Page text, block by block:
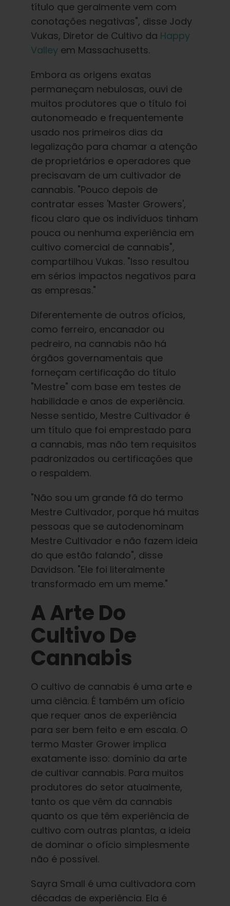
título que geralmente vem com
conotações negativas", disse Jody
Vukas, Diretor de Cultivo da Happy
Valley em Massachusetts.
Embora as origens exatas
permaneçam nebulosas, ouvi de
muitos produtores que o título foi
autonomeado e frequentemente
usado nos primeiros dias da
legalização para chamar a atenção
de proprietários e operadores que
precisavam de um cultivador de
cannabis. "Pouco depois de
contratar esses 'Master Growers',
ficou claro que os indivíduos tinham
pouca ou nenhuma experiência em
cultivo comercial de cannabis",
compartilhou Vukas. "Isso resultou
em sérios impactos negativos para
as empresas."
Diferentemente de outros ofícios,
como ferreiro, encanador ou
pedreiro, na cannabis não há
órgãos governamentais que
forneçam certificação do título
"Mestre" com base em testes de
habilidade e anos de experiência.
Nesse sentido, Mestre Cultivador é
um título que foi emprestado para
a cannabis, mas não tem requisitos
padronizados ou certificações que
o respaldem.
"Não sou um grande fã do termo
Mestre Cultivador, porque há muitas
pessoas que se autodenominam
Mestre Cultivador e não fazem ideia
do que estão falando", disse
Davidson. "Ele foi literalmente
transformado em um meme."
A Arte Do
Cultivo De
Cannabis
O cultivo de cannabis é uma arte e
uma ciência. É também um ofício
que requer anos de experiência
para ser bem feito e em escala. O
termo Master Grower implica
exatamente isso: domínio da arte
de cultivar cannabis. Para muitos
produtores do setor atualmente,
tanto os que vêm da cannabis
quanto os que têm experiência de
cultivo com outras plantas, a ideia
de dominar o ofício simplesmente
não é possível.
Sayra Small é uma cultivadora com
décadas de experiência. Ela é